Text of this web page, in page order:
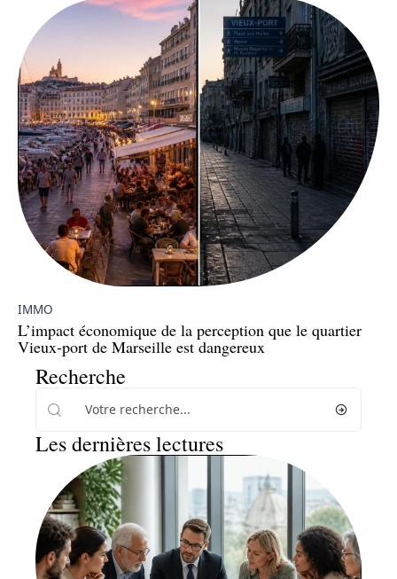
IMMO
L’impact économique de la perception que le quartier
Vieux-port de Marseille est dangereux
Recherche
Les dernières lectures